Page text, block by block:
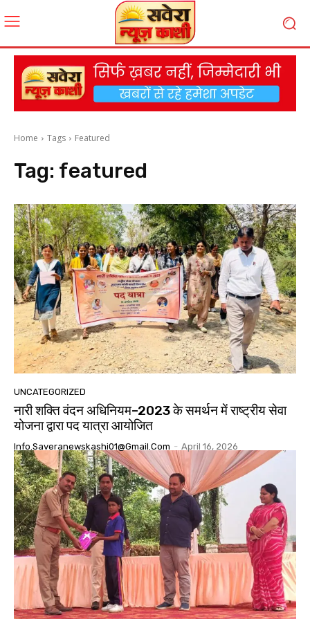
Home Tags Featured
Tag: featured
UNCATEGORIZED
नारी शक्ति वंदन अधिनियम–2023 के समर्थन में राष्ट्रीय सेवा
योजना द्वारा पद यात्रा आयोजित
Info.saveranewskashi01@gmail.com - April 16, 2026